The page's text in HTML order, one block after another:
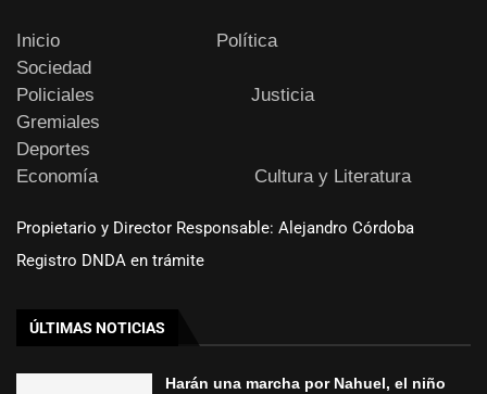
Inicio
Política
Sociedad
Policiales
Justicia
Gremiales
Deportes
Economía
Cultura y Literatura
Propietario y Director Responsable: Alejandro Córdoba
Registro DNDA en trámite
ÚLTIMAS NOTICIAS
Harán una marcha por Nahuel, el niño